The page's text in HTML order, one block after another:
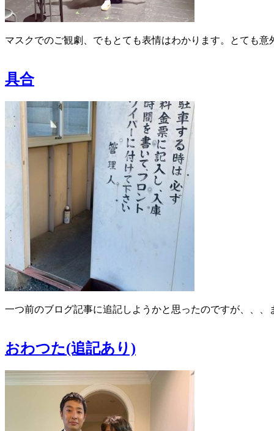
マスクでのご観劇、でもとても表情はわかります。とても
具合
一つ前のブログ記事に追記しようかと思ったのですが、、
おわつた(追記あり)